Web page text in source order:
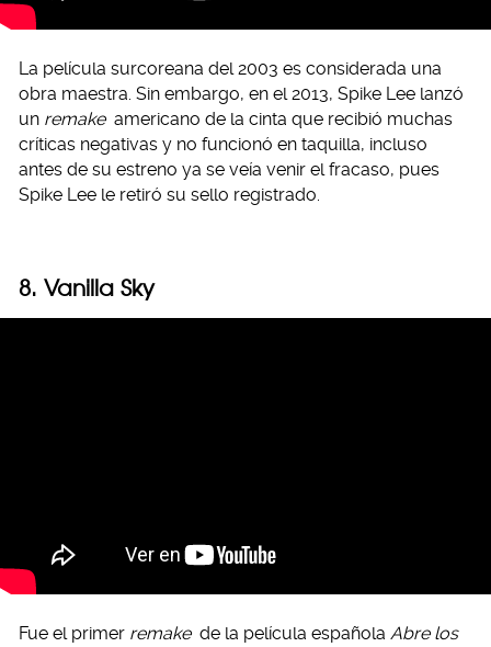
La película surcoreana del 2003 es considerada una
obra maestra. Sin embargo, en el 2013, Spike Lee lanzó
un remake americano de la cinta que recibió muchas
críticas negativas y no funcionó en taquilla, incluso
antes de su estreno ya se veía venir el fracaso, pues
Spike Lee le retiró su sello registrado.
8. Vanilla Sky
Fue el primer remake de la película española Abre los